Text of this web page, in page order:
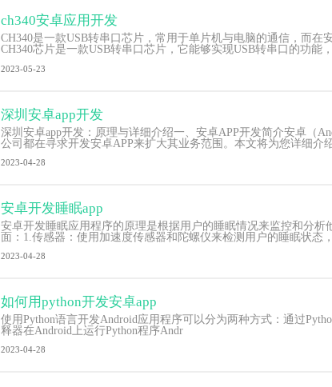
ch340安卓应用开发
CH340是一款USB转串口芯片，常用于单片机与电脑的通信，而
CH340芯片是一款USB转串口芯片，它能够实现USB转串口的功能
2023-05-23
深圳安卓app开发
深圳安卓app开发：原理与详细介绍一、安卓APP开发简介安卓（
公司都在寻求开发安卓APP来扩大其业务范围。本文将为您详细介
2023-04-28
安卓开发睡眠app
安卓开发睡眠应用程序的原理是根据用户的睡眠情况来监控和分
面：1.传感器：使用加速度传感器和陀螺仪来检测用户的睡眠状态
2023-04-28
如何用python开发安卓app
使用Python语言开发Android应用程序可以分为两种方式：通过
释器在Android上运行Python程序Andr
2023-04-28